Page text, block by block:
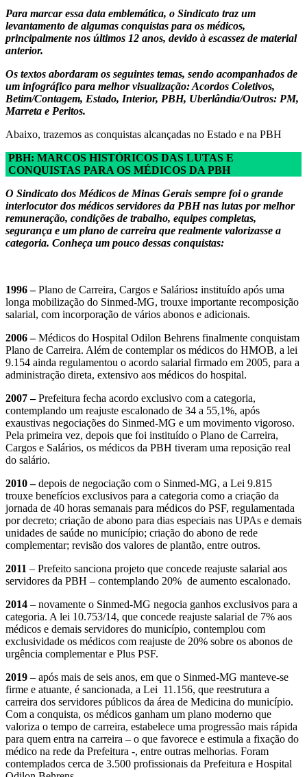
Para marcar essa data emblemática, o Sindicato traz um
levantamento de algumas conquistas para os médicos,
principalmente nos últimos 12 anos, devido à escassez de material
anterior.
Os textos abordaram os seguintes temas, sendo acompanhados de
um infográfico para melhor visualização: Acordos Coletivos,
Betim/Contagem, Estado, Interior, PBH, Uberlândia/Outros: PM,
Marreta e Peritos.
Abaixo, trazemos as conquistas alcançadas no Estado e na PBH
PBH: MARCOS HISTÓRICOS DAS LUTAS E
CONQUISTAS PARA OS MÉDICOS DA PBH
O Sindicato dos Médicos de Minas Gerais sempre foi o grande
interlocutor dos médicos servidores da PBH nas lutas por melhor
remuneração, condições de trabalho, equipes completas,
segurança e um plano de carreira que realmente valorizasse a
categoria. Conheça um pouco dessas conquistas:
1996 –Plano de Carreira, Cargos e Salários: instituído após uma
longa mobilização do Sinmed-MG, trouxe importante recomposição
salarial, com incorporação de vários abonos e adicionais.
2006 –Médicos do Hospital Odilon Behrens finalmente conquistam
Plano de Carreira. Além de contemplar os médicos do HMOB, a lei
9.154 ainda regulamentou o acordo salarial firmado em 2005, para a
administração direta, extensivo aos médicos do hospital.
2007 –Prefeitura fecha acordo exclusivo com a categoria,
contemplando um reajuste escalonado de 34 a 55,1%, após
exaustivas negociações do Sinmed-MG e um movimento vigoroso.
Pela primeira vez, depois que foi instituído o Plano de Carreira,
Cargos e Salários, os médicos da PBH tiveram uma reposição real
do salário.
2010 –depois de negociação com o Sinmed-MG, a Lei 9.815
trouxe benefícios exclusivos para a categoria como a criação da
jornada de 40 horas semanais para médicos do PSF, regulamentada
por decreto; criação de abono para dias especiais nas UPAs e demais
unidades de saúde no município; criação do abono de rede
complementar; revisão dos valores de plantão, entre outros.
2011 – Prefeito sanciona projeto que concede reajuste salarial aos
servidores da PBH – contemplando 20% de aumento escalonado.
2014 – novamente o Sinmed-MG negocia ganhos exclusivos para a
categoria. A lei 10.753/14, que concede reajuste salarial de 7% aos
médicos e demais servidores do município, contemplou com
exclusividade os médicos com reajuste de 20% sobre os abonos de
urgência complementar e Plus PSF.
2019 – após mais de seis anos, em que o Sinmed-MG manteve-se
firme e atuante, é sancionada, a Lei 11.156, que reestrutura a
carreira dos servidores públicos da área de Medicina do município.
Com a conquista, os médicos ganham um plano moderno que
valoriza o tempo de carreira, estabelece uma progressão mais rápida
para quem entra na carreira – o que favorece e estimula a fixação do
médico na rede da Prefeitura -, entre outras melhorias. Foram
contemplados cerca de 3.500 profissionais da Prefeitura e Hospital